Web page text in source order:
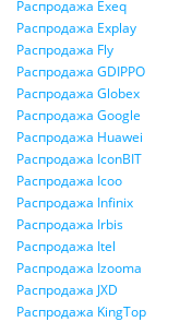
Распродажа Exeq
Распродажа Explay
Распродажа Fly
Распродажа GDIPPO
Распродажа Globex
Распродажа Google
Распродажа Huawei
Распродажа IconBIT
Распродажа Icoo
Распродажа Infinix
Распродажа Irbis
Распродажа Itel
Распродажа Izooma
Распродажа JXD
Распродажа KingTop